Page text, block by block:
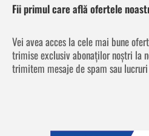
Fii primul care află ofertele
Vei avea acces la cele mai bune
trimise exclusiv abonaților noștri la
trimitem mesaje de spam sau